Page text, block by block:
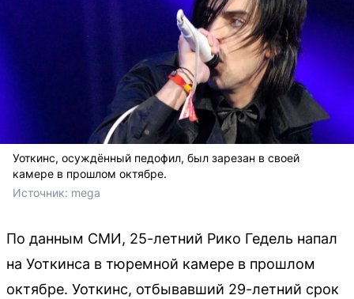
Уоткинс, осуждённый педофил, был зарезан в своей
камере в прошлом октябре.
Источник: mega
По данным СМИ, 25-летний Рико Гедель напал
на Уоткинса в тюремной камере в прошлом
октябре. Уоткинс, отбывавший 29-летний срок